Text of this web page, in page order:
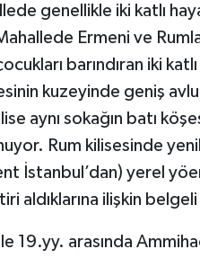
genellikle iki katlı
Ermeni ve
barındıran iki
kuzeyinde geniş
aynı sokağın batı
Rum kilisesinde
İstanbul’dan) yerel
aldıklarına ilişkin belgeli
19.yy. arasında